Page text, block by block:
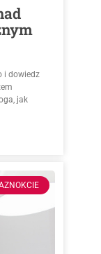
i dowiedz
jak